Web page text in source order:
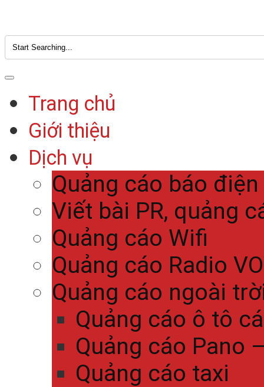
Trang chủ
Giới thiệu
Dịch vụ
Quảng cáo báo
Viết bài PR, quảng
Quảng cáo Wifi
Quảng cáo Radio
Quảng cáo ngoài
Quảng cáo ô tô
Quảng cáo Pano
Quảng cáo taxi